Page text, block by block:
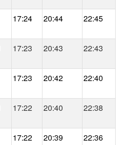
17:24 20:44 22:45
17:23 20:43 22:43
17:23 20:42 22:40
17:22 20:40 22:38
17:22 20:39 22:36